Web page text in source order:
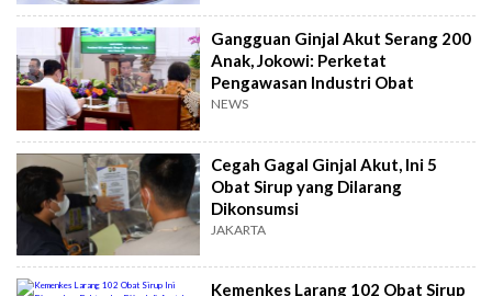
Gangguan Ginjal Akut Serang 200
Anak, Jokowi: Perketat
Pengawasan Industri Obat
NEWS
Cegah Gagal Ginjal Akut, Ini 5
Obat Sirup yang Dilarang
Dikonsumsi
JAKARTA
Kemenkes Larang 102 Obat Sirup